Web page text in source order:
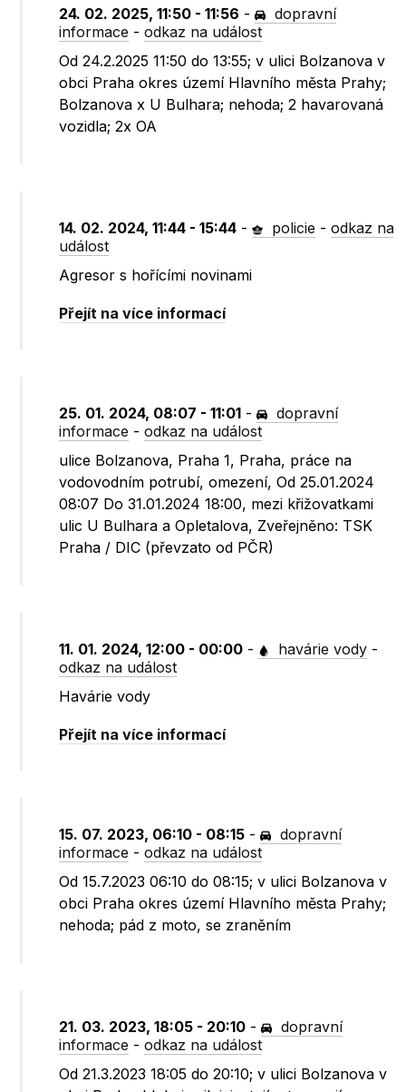
24. 02. 2025, 11:50 - 11:56 -
dopravní
informace -odkaz na událost
Od 24.2.2025 11:50 do 13:55; v ulici Bolzanova v
obci Praha okres území Hlavního města Prahy;
Bolzanova x U Bulhara; nehoda; 2 havarovaná
vozidla; 2x OA
14. 02. 2024, 11:44 - 15:44 - policie -odkaz na
událost
Agresor s hořícími novinami
Přejít na více informací
25. 01. 2024, 08:07 - 11:01 -
dopravní
informace -odkaz na událost
ulice Bolzanova, Praha 1, Praha, práce na
vodovodním potrubí, omezení, Od 25.01.2024
08:07 Do 31.01.2024 18:00, mezi křižovatkami
ulic U Bulhara a Opletalova, Zveřejněno: TSK
Praha / DIC (převzato od PČR)
11. 01. 2024, 12:00 - 00:00 - havárie vody -
odkaz na událost
Havárie vody
Přejít na více informací
15. 07. 2023, 06:10 - 08:15 -
dopravní
informace -odkaz na událost
Od 15.7.2023 06:10 do 08:15; v ulici Bolzanova v
obci Praha okres území Hlavního města Prahy;
nehoda; pád z moto, se zraněním
21. 03. 2023, 18:05 - 20:10 -
dopravní
informace -odkaz na událost
Od 21.3.2023 18:05 do 20:10; v ulici Bolzanova v